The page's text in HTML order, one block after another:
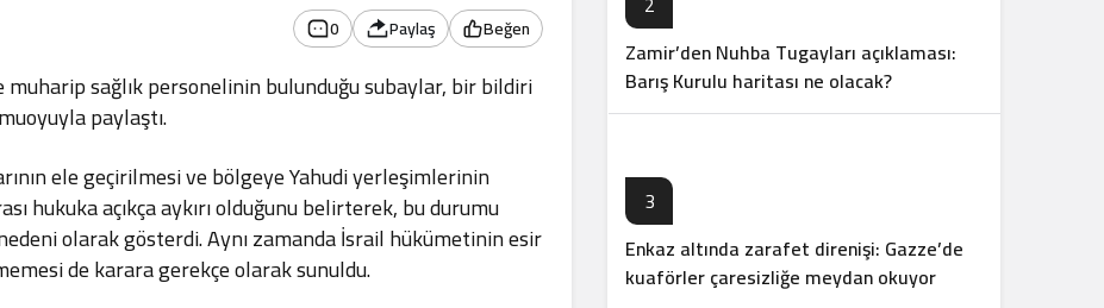
0 Paylaş Beğen
sağlık personelinin bulunduğu subaylar, bir bildiri
paylaştı.
ele geçirilmesi ve bölgeye Yahudi yerleşimlerinin
hukuka açıkça aykırı olduğunu belirterek, bu durumu
olarak gösterdi. Aynı zamanda İsrail hükümetinin esir
de karara gerekçe olarak sunuldu.
Zamir’den Nuhba Tugayları açıklaması:
Barış Kurulu haritası ne olacak?
3
Enkaz altında zarafet direnişi: Gazze’de
kuaförler çaresizliğe meydan okuyor